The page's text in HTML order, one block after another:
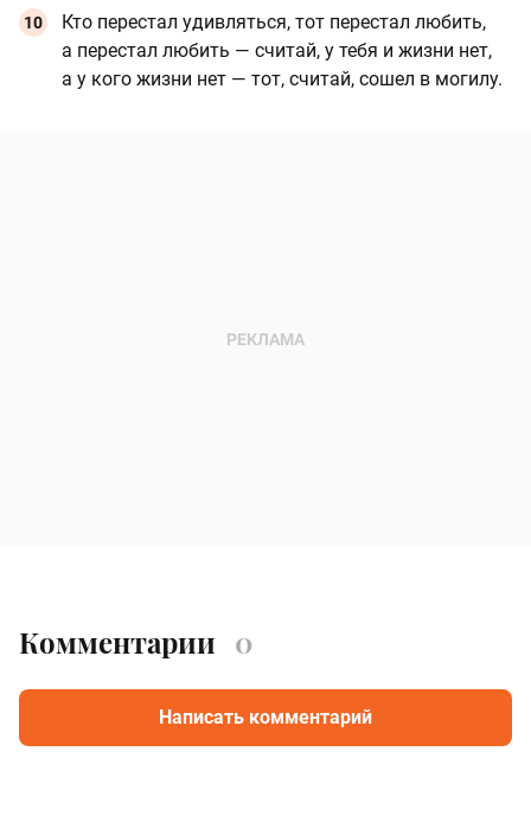
Кто перестал удивляться, тот перестал любить,
а перестал любить — считай, у тебя и жизни нет,
а у кого жизни нет — тот, считай, сошел в могилу.
Комментарии 0
Написать комментарий